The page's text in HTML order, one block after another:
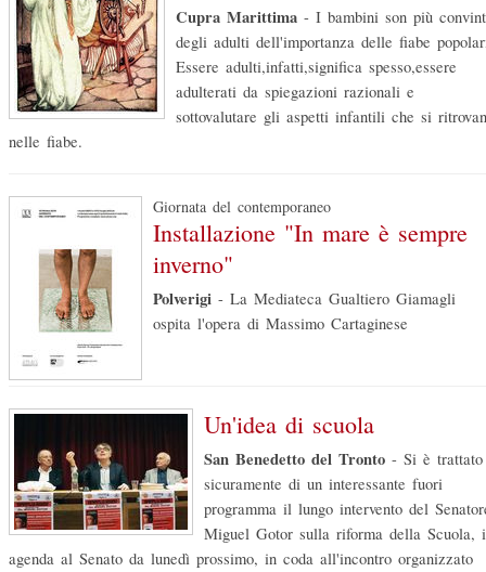
Cupra Marittima - I bambini son più
degli adulti dell'importanza delle fiabe
Essere adulti,infatti,significa spesso,essere
adulterati da spiegazioni razionali e
sottovalutare gli aspetti infantili che si
nelle fiabe.
Giornata del contemporaneo
Installazione "In mare è sempre
inverno"
Polverigi - La Mediateca Gualtiero Giamagli
ospita l'opera di Massimo Cartaginese
Un'idea di scuola
San Benedetto del Tronto - Si è trattato
sicuramente di un interessante fuori
programma il lungo intervento del
Miguel Gotor sulla riforma della Scuola,
agenda al Senato da lunedì prossimo, in coda all'incontro organizzato